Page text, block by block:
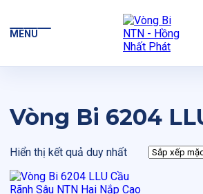
MENU
Vòng Bi 6204
Hiển thị kết quả duy nhất